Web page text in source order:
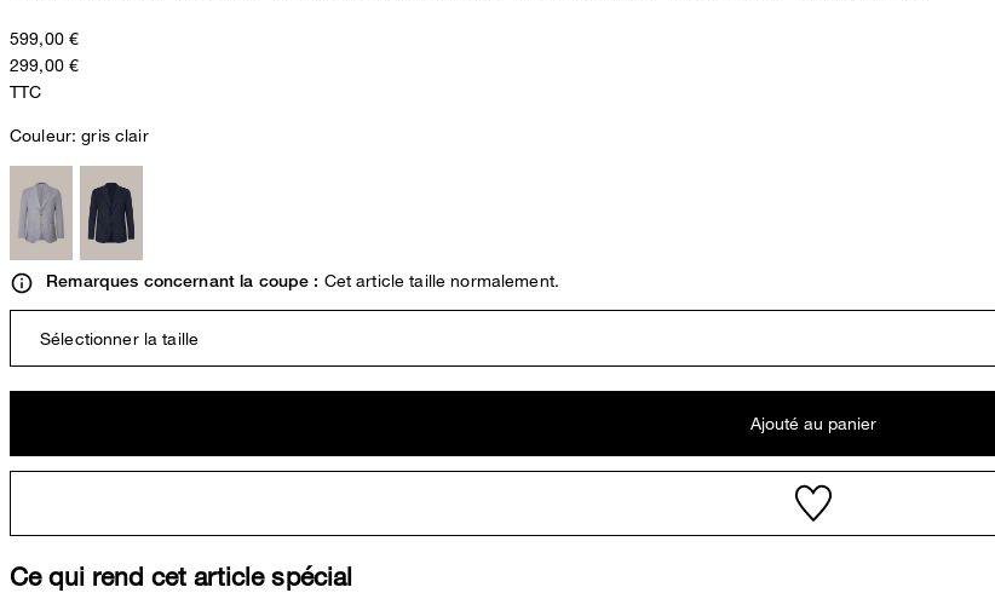
599,00 €
299,00 €
TTC
Couleur:gris clair
Remarques concernant la coupe : Cet article taille normalement.
Sélectionner la taille
Ajouté au panier
Ce qui rend cet article spécial